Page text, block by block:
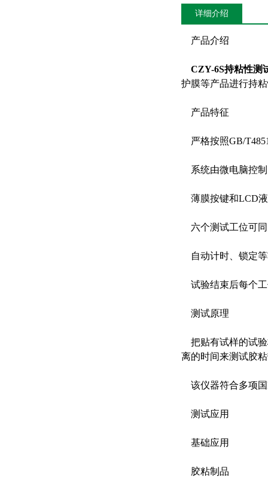
详细介绍
产品介绍
CZY-6S持粘性测
护膜等产品进行持
产品特征
严格按照GB/
系统由微电脑控
薄膜按键和LCD液
六个测试工位可
自动计时、锁定等
试验结束后每个
测试原理
把贴有试样的试验
离的时间来测试胶
该仪器符合多项国
测试应用
基础应用
胶粘制品